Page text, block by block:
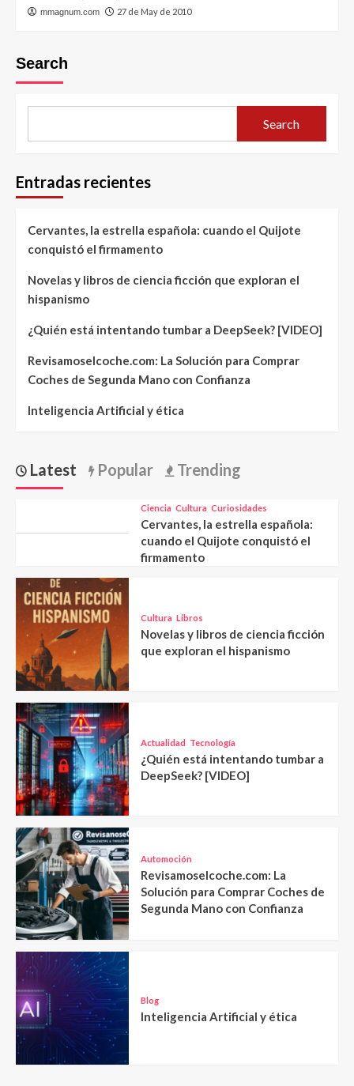
mmagnum.com 27 de May de 2010
Search
Search
Entradas recientes
Cervantes, la estrella española: cuando el Quijote
conquistó el firmamento
Novelas y libros de ciencia ficción que exploran el
hispanismo
¿Quién está intentando tumbar a DeepSeek? [VIDEO]
Revisamoselcoche.com: La Solución para Comprar
Coches de Segunda Mano con Confianza
Inteligencia Artificial y ética
Latest Popular Trending
Ciencia Cultura Curiosidades
Cervantes, la estrella española:
cuando el Quijote conquistó el
firmamento
Cultura Libros
Novelas y libros de ciencia ficción
que exploran el hispanismo
Actualidad Tecnología
¿Quién está intentando tumbar a
DeepSeek? [VIDEO]
Automoción
Revisamoselcoche.com: La
Solución para Comprar Coches de
Segunda Mano con Confianza
Blog
Inteligencia Artificial y ética